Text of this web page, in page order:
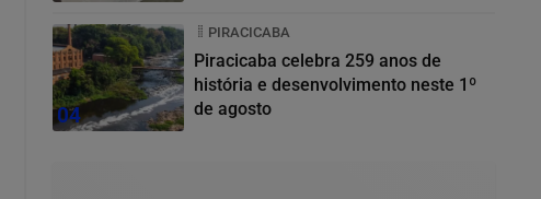
04
PIRACICABA
Piracicaba celebra 259 anos de
história e desenvolvimento neste 1º
de agosto